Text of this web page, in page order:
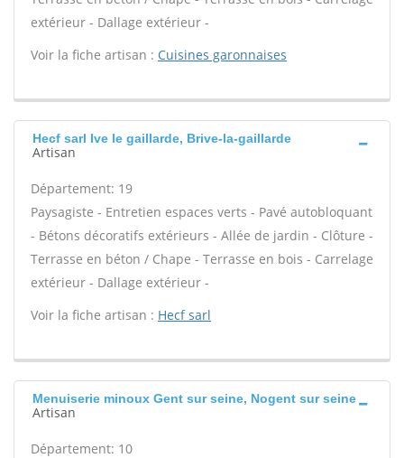
extérieur - Dallage extérieur -
Voir la fiche artisan : Cuisines garonnaises
Hecf sarl Ive le gaillarde, Brive-la-gaillarde
Artisan
Département: 19
Paysagiste - Entretien espaces verts - Pavé autobloquant
- Bétons décoratifs extérieurs - Allée de jardin - Clôture -
Terrasse en béton / Chape - Terrasse en bois - Carrelage
extérieur - Dallage extérieur -
Voir la fiche artisan : Hecf sarl
Menuiserie minoux Gent sur seine, Nogent sur seine
Artisan
Département: 10